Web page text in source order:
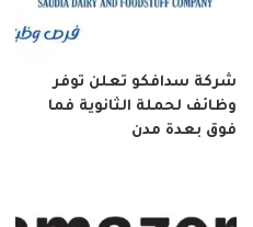
شركة سدافكو تعلن توفر
وظائف لحملة الثانوية فما
فوق بعدة مدن